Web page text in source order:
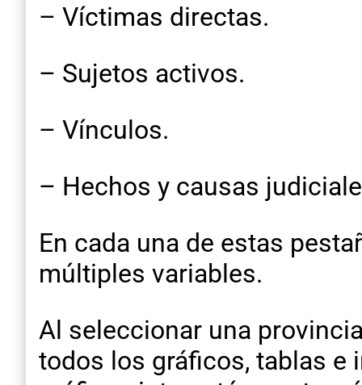
– Víctimas directas.
– Sujetos activos.
– Vínculos.
– Hechos y causas
En cada una de estas
múltiples variables.
Al seleccionar una
todos los gráficos, tablas e